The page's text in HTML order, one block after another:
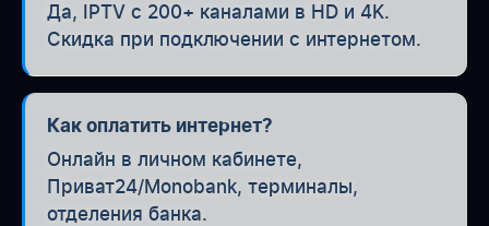
Да, IPTV с 200+ каналами в HD и 4K.
Скидка при подключении с интернетом.
Как оплатить интернет?
Онлайн в личном кабинете,
Приват24/Monobank, терминалы,
отделения банка.